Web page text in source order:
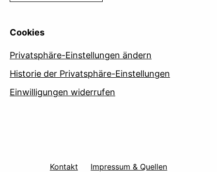
Cookies
Privatsphäre-Einstellungen ändern
Historie der Privatsphäre-Einstellungen
Einwilligungen widerrufen
Kontakt Impressum & Quellen